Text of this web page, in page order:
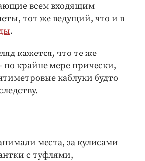
бизнес
чтиво
всем входящим
тот же ведущий, что и в
.
кажется, что те же
по крайне мере прически,
каблуки будто
места, за кулисами
с туфлями,